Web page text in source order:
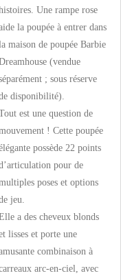
Une rampe rose
la poupée à entrer dans
maison de poupée Barbie
(vendue
; sous réserve
disponibilité).
est une question de
! Cette poupée
possède 22 points
pour de
poses et options
jeu.
a des cheveux blonds
lisses et porte une
combinaison à
arc-en-ciel, avec